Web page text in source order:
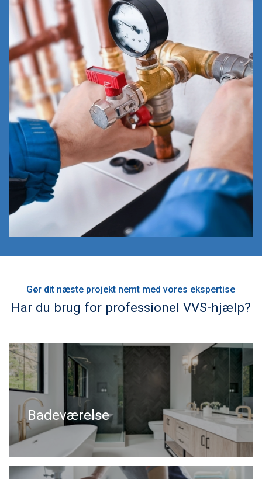
Gør dit næste projekt nemt med vores ekspertise
Har du brug for professionel VVS-hjælp?
Badeværelse